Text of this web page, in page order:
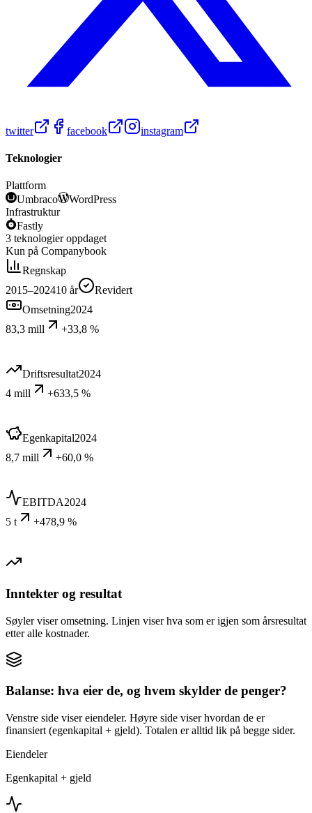
twitter facebook instagram
Teknologier
Plattform
Umbraco
WordPress
Infrastruktur
Fastly
3 teknologier oppdaget
Kun på Companybook
Regnskap
2015–202410 år
Revidert
Omsetning2024
83,3 mill
+33,8 %
Driftsresultat2024
4 mill
+633,5 %
Egenkapital2024
8,7 mill
+60,0 %
EBITDA2024
5 t
+478,9 %
Inntekter og resultat
Søyler viser omsetning. Linjen viser hva som er igjen som årsresultat
etter alle kostnader.
Balanse: hva eier de, og hvem skylder de penger?
Venstre side viser eiendeler. Høyre side viser hvordan de er
finansiert (egenkapital + gjeld). Totalen er alltid lik på begge sider.
Eiendeler
Egenkapital + gjeld